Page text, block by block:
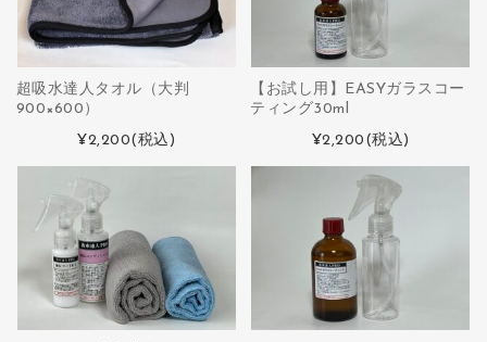
超吸水達人タオル（大判
900×600）
¥2,200(税込)
【お試し用】EASYガラスコー
ティング30ml
¥2,200 (税込)